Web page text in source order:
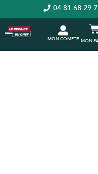
04 81 68 29
MON COMPTE